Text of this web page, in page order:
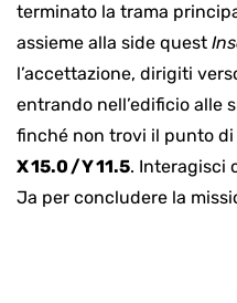
terminato la trama
assieme alla side quest
l’accettazione, dirigiti
entrando nell’edificio alle
finché non trovi il punto di
X 15.0 / Y 11.5. Interagisci
Ja per concludere la